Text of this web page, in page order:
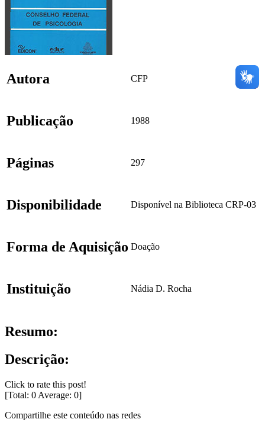
Autora CFP
Publicação 1988
Páginas 297
Disponibilidade Disponível na Biblioteca CRP-03
Forma de Aquisição Doação
Instituição Nádia D. Rocha
Resumo:
Descrição:
Click to rate this post!
[Total: 0 Average: 0]
Compartilhe este conteúdo nas redes